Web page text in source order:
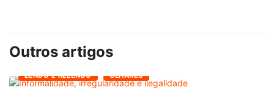
Outros artigos
LENDO E RELENDO OLHARES